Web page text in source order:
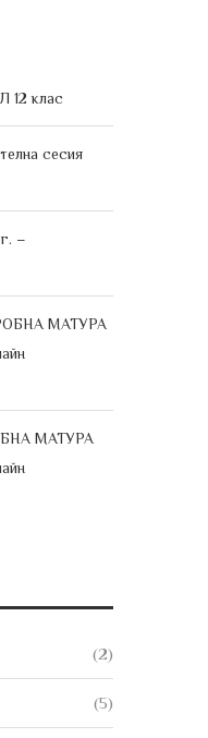
12 клас
сесия
–
МАТУРА
МАТУРА
(2)
(5)